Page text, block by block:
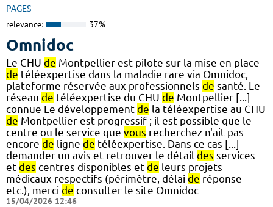
PAGES
relevance: 37%
Omnidoc
Le CHU de Montpellier est pilote sur la mise en place
de téléexpertise dans la maladie rare via Omnidoc,
plateforme réservée aux professionnels de santé. Le
réseau de téléexpertise du CHU de Montpellier [...]
connue Le développement de la téléexpertise au CHU
de Montpellier est progressif ; il est possible que le
centre ou le service que vous recherchez n'ait pas
encore de ligne de téléexpertise. Dans ce cas [...]
demander un avis et retrouver le détail des services
et des centres disponibles et de leurs projets
médicaux respectifs (périmètre, délai de réponse
etc.), merci de consulter le site Omnidoc
15/04/2026 12:46